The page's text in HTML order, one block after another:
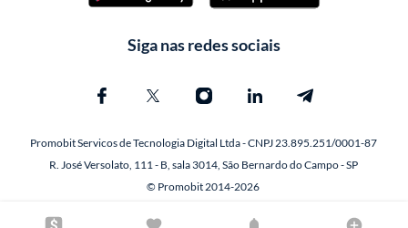
Siga nas redes sociais
Promobit Servicos de Tecnologia Digital Ltda - CNPJ 23.895.251/0001-87
R. José Versolato, 111 - B, sala 3014, São Bernardo do Campo - SP
© Promobit 2014-2026